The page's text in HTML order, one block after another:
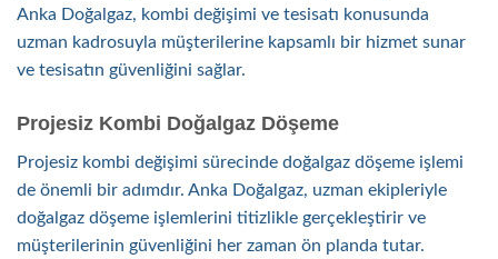
Anka Doğalgaz, kombi değişimi ve tesisatı konusunda
uzman kadrosuyla müşterilerine kapsamlı bir hizmet sunar
ve tesisatın güvenliğini sağlar.
Projesiz Kombi Doğalgaz Döşeme
Projesiz kombi değişimi sürecinde doğalgaz döşeme işlemi
de önemli bir adımdır. Anka Doğalgaz, uzman ekipleriyle
doğalgaz döşeme işlemlerini titizlikle gerçekleştirir ve
müşterilerinin güvenliğini her zaman ön planda tutar.